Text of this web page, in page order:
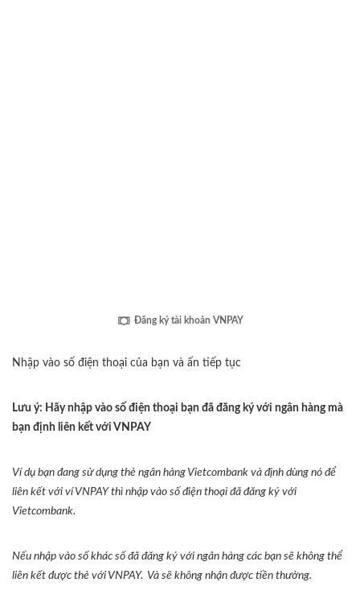
Đăng ký tài khoản VNPAY
Nhập vào số điện thoại của bạn và ấn tiếp tục
Lưu ý: Hãy nhập vào số điện thoại bạn đã đăng ký với ngân hàng mà
bạn định liên kết với VNPAY
Ví dụ bạn đang sử dụng thẻ ngân hàng Vietcombank và định dùng nó để
liên kết với ví VNPAY thì nhập vào số điện thoại đã đăng ký với
Vietcombank.
Nếu nhập vào số khác số đã đăng ký với ngân hàng các bạn sẽ không thể
liên kết được thẻ với VNPAY. Và sẽ không nhận được tiền thưởng.